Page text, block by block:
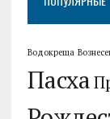
Водокреща
Пасха